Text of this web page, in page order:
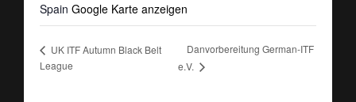
Spain Google Karte anzeigen
UK ITF Autumn Black Belt
League
Danvorbereitung German-ITF
e.V.